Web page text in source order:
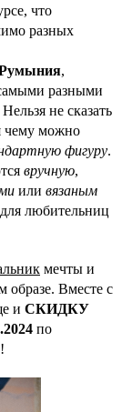
что
разных
,
разными
не сказать
чему можно
фигуру.
вручную,
или вязаным
любительниц
мечты и
образе. Вместе с
и СКИДКУ
по
!